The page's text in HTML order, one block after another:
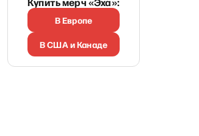
В Европе
В США и Канаде